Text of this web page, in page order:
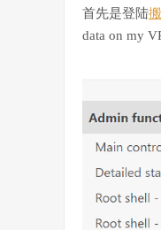
首先是登陆
data on my